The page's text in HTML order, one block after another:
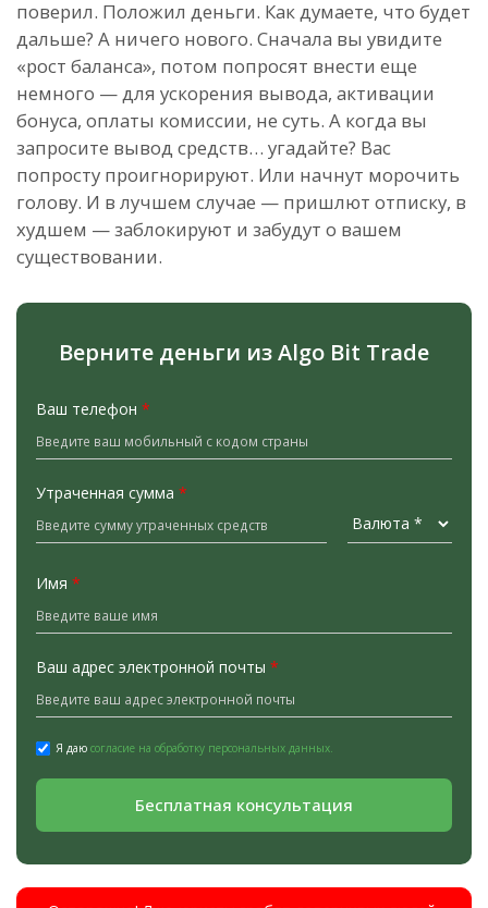
поверил. Положил деньги. Как думаете, что будет
дальше? А ничего нового. Сначала вы увидите
«рост баланса», потом попросят внести еще
немного — для ускорения вывода, активации
бонуса, оплаты комиссии, не суть. А когда вы
запросите вывод средств… угадайте? Вас
попросту проигнорируют. Или начнут морочить
голову. И в лучшем случае — пришлют отписку, в
худшем — заблокируют и забудут о вашем
существовании.
Верните деньги из Algo Bit Trade
Ваш телефон *
Утраченная сумма *
Имя *
Ваш адрес электронной почты *
Я даю согласие на обработку персональных данных.
Бесплатная консультация